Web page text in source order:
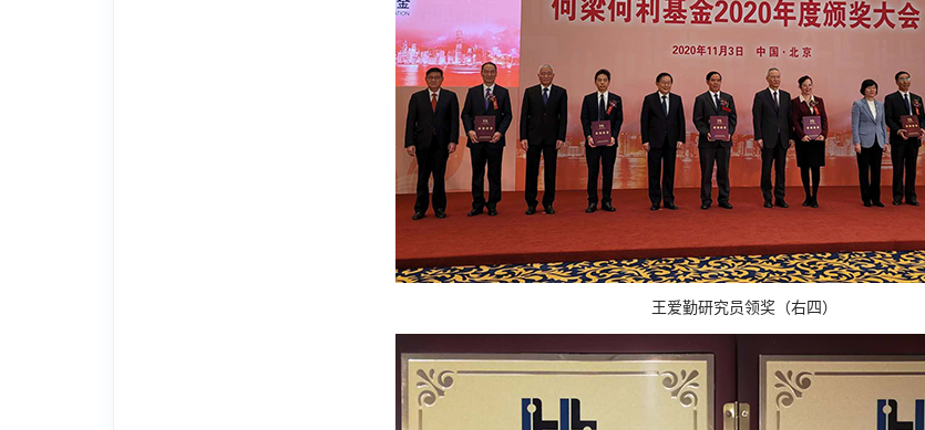
王爱勤研究员领奖（右四）